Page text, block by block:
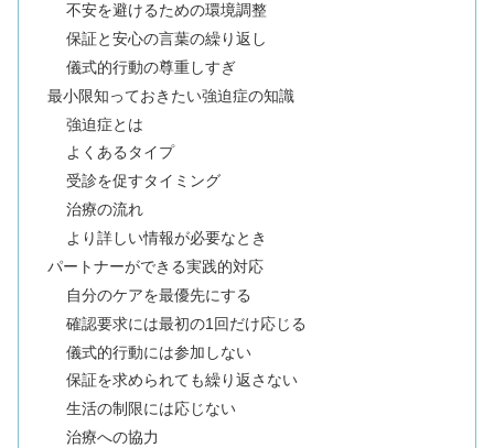
不安を避けるための環境調整
保証と安心の言葉の繰り返し
儀式的行動の尊重しすぎ
最小限知っておきたい強迫症の知識
強迫症とは
よくあるタイプ
受診を促すタイミング
治療の流れ
より詳しい情報が必要なとき
パートナーができる実践的対応
自分のケアを最優先にする
確認要求には最初の1回だけ応じる
儀式的行動には参加しない
保証を求められても繰り返さない
生活の制限には応じない
治療への協力